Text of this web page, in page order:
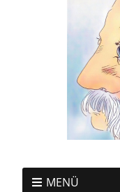
MENÜ